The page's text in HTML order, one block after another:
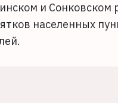
и Сонковском
населенных